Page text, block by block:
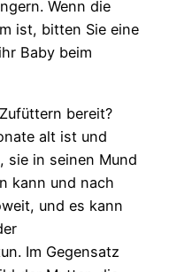
Wenn die
ist, bitten Sie eine
Baby beim
bereit?
alt ist und
sie in seinen Mund
kann und nach
und es kann
Im Gegensatz